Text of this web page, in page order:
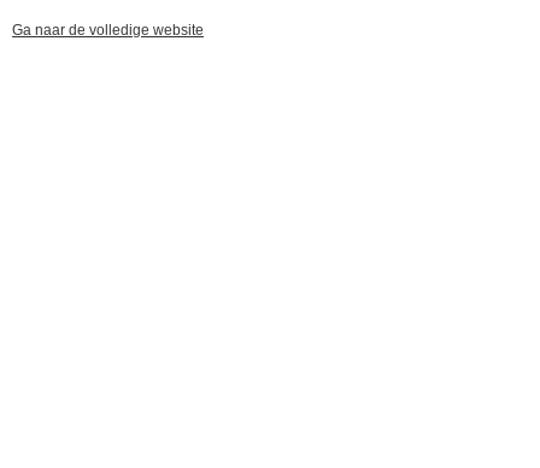
Ga naar de volledige website